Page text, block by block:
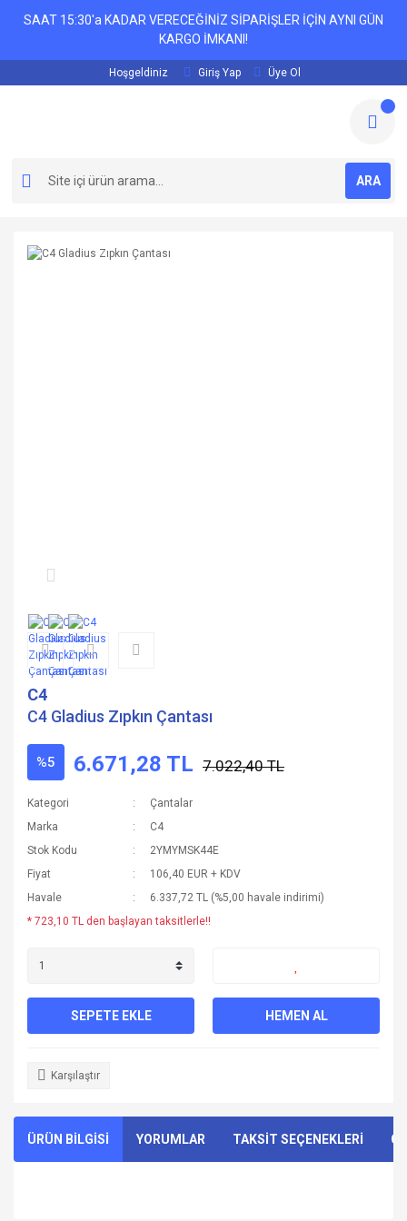
SAAT 15:30'a KADAR VERECEĞİNİZ SİPARİŞLER İÇİN AYNI GÜN
KARGO İMKANI!
Hoşgeldiniz Giriş Yap Üye Ol
ARA
C4
C4 Gladius Zıpkın Çantası
%5 6.671,28 TL 7.022,40 TL
Kategori
Çantalar
Marka
C4
Stok Kodu
2YMYMSK44E
Fiyat
106,40 EUR + KDV
Havale
6.337,72 TL (%5,00 havale indirimi)
* 723,10 TL den başlayan taksitlerle!!
SEPETE EKLE HEMEN AL
Karşılaştır
ÜRÜN BİLGİSİ YORUMLAR TAKSİT SEÇENEKLERİ